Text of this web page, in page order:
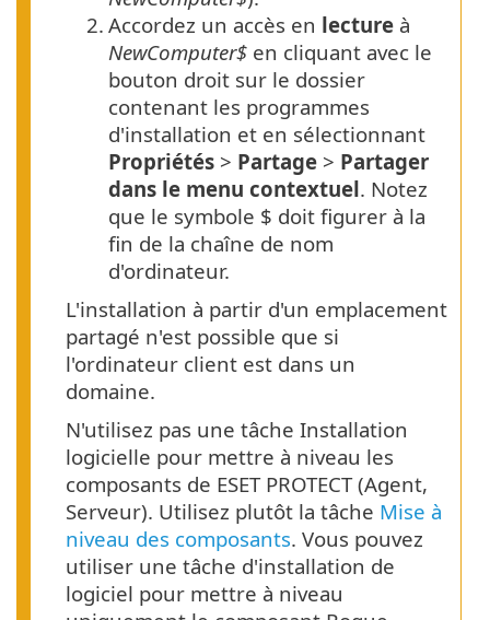
2. Accordez un accès en lecture à
NewComputer$ en cliquant avec le
bouton droit sur le dossier
contenant les programmes
d'installation et en sélectionnant
Propriétés > Partage > Partager
dans le menu contextuel. Notez
que le symbole $ doit figurer à la
fin de la chaîne de nom
d'ordinateur.
L'installation à partir d'un emplacement
partagé n'est possible que si
l'ordinateur client est dans un
domaine.
N'utilisez pas une tâche Installation
logicielle pour mettre à niveau les
composants de ESET PROTECT (Agent,
Serveur). Utilisez plutôt la tâche Mise à
niveau des composants. Vous pouvez
utiliser une tâche d'installation de
logiciel pour mettre à niveau